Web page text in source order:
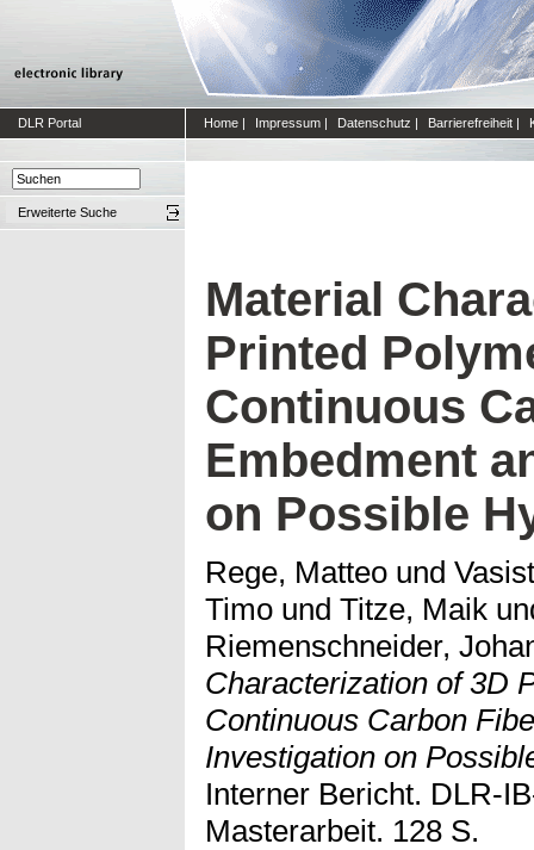
DLR Portal Home | Impressum | Datenschutz | Barrierefreiheit |
Erweiterte Suche
Material
Printed
Continuous
Embedment
on Possible
Rege, Matteo und
Timo und Titze, Maik
Riemenschneider,
Characterization of 3D
Continuous Carbon
Investigation on
Interner Bericht. DLR-
Masterarbeit. 128 S.